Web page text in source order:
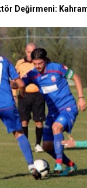
Değirmeni: